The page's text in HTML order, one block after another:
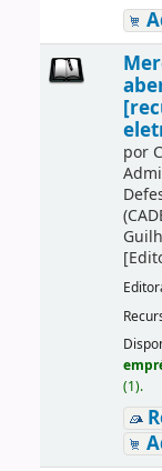
por
(1).